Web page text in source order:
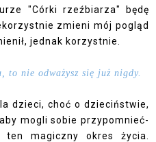
"Córki rzeźbiarza" będę
zmieni mój pogląd
jednak korzystnie.
to nie odważysz się już nigdy.
dzieci, choć o dzieciństwie,
mogli sobie przypomnieć-
magiczny okres życia.